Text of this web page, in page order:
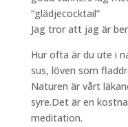
“glädjecocktail”
Jag tror att jag är
Hur ofta är du ute i
sus, löven som
Naturen är vårt
syre.Det är en
meditation.